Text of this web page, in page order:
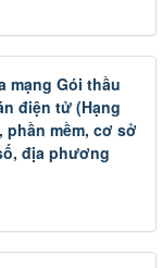
mạng Gói thầu
điện tử (Hạng
phần mềm, cơ sở
địa phương